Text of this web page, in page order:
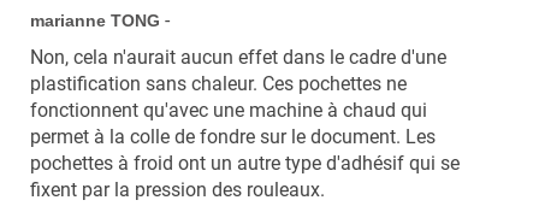
marianne TONG -
Non, cela n'aurait aucun effet dans le cadre d'une
plastification sans chaleur. Ces pochettes ne
fonctionnent qu'avec une machine à chaud qui
permet à la colle de fondre sur le document. Les
pochettes à froid ont un autre type d'adhésif qui se
fixent par la pression des rouleaux.